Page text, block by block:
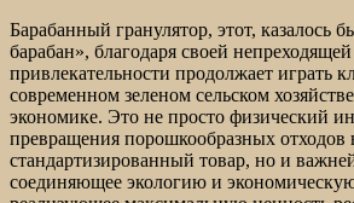
Барабанный гранулятор, этот, казалось
барабан», благодаря своей
привлекательности продолжает играть
современном зеленом сельском
экономике. Это не просто физический
превращения порошкообразных отходов
стандартизированный товар, но и
соединяющее экологию и